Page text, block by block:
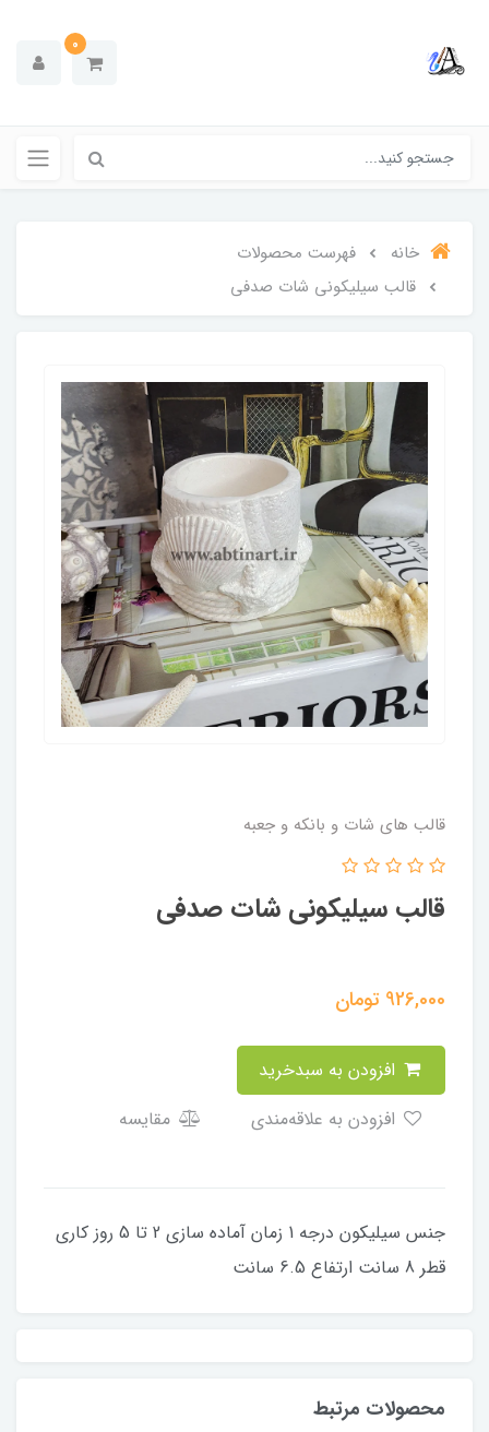
0
خانه
فهرست محصولات
قالب سیلیکونی شات صدفی
قالب های شات و بانکه و جعبه
قالب سیلیکونی شات صدفی
926,000 تومان
مقایسه
جنس سیلیکون درجه 1 زمان آماده سازی 2 تا 5 روز کاری
قطر 8 سانت ارتفاع 6.5 سانت
محصولات مرتبط